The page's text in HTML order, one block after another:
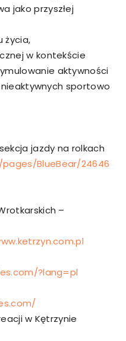
jako przyszłej
życia,
w kontekście
aktywności
sportowo
sekcja jazdy na rolkach
BlueBear/24646
–
?lang=pl
w Kętrzynie